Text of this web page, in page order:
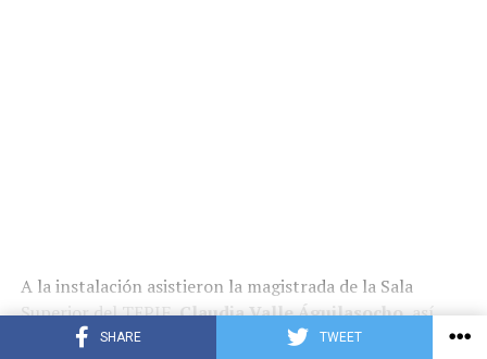
SHARE TWEET
A la instalación asistieron la magistrada de la Sala
Superior del TEPJF,Claudia Valle Águilasocho, así
como la titular de
Transparencia para el Pueblo